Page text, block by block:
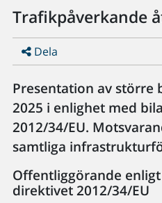
Trafikpåverkande
Dela
Presentation av större
2025 i enlighet med
2012/34/EU.
samtliga
Offentliggörande
direktivet 2012/34/EU